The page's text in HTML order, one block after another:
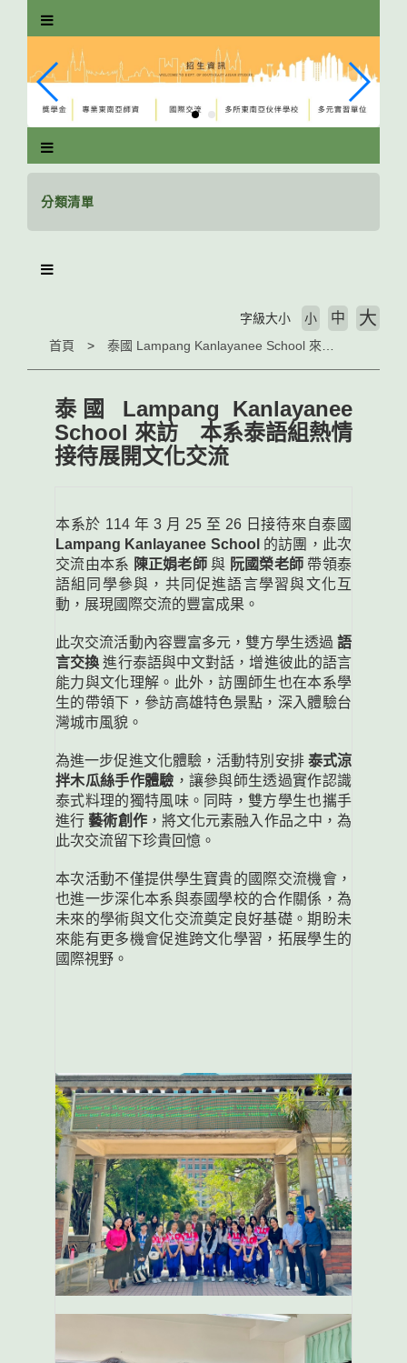
分類清單
首頁
字級大小 小 中 大
泰國 Lampang Kanlayanee
School 來訪 本系泰語組熱情
接待展開文化交流
本系於 114 年 3 月 25 至 26 日接待來自泰國
Lampang Kanlayanee School 的訪團，此次
交流由本系 陳正娟老師 與 阮國榮老師 帶領泰
語組同學參與，共同促進語言學習與文化互
動，展現國際交流的豐富成果。
此次交流活動內容豐富多元，雙方學生透過 語
言交換 進行泰語與中文對話，增進彼此的語言
能力與文化理解。此外，訪團師生也在本系學
生的帶領下，參訪高雄特色景點，深入體驗台
灣城市風貌。
為進一步促進文化體驗，活動特別安排 泰式涼
拌木瓜絲手作體驗 ，讓參與師生透過實作認識
泰式料理的獨特風味。同時，雙方學生也攜手
進行藝術創作，將文化元素融入作品之中，為
此次交流留下珍貴回憶。
本次活動不僅提供學生寶貴的國際交流機會，
也進一步深化本系與泰國學校的合作關係，為
未來的學術與文化交流奠定良好基礎。期盼未
來能有更多機會促進跨文化學習，拓展學生的
國際視野。